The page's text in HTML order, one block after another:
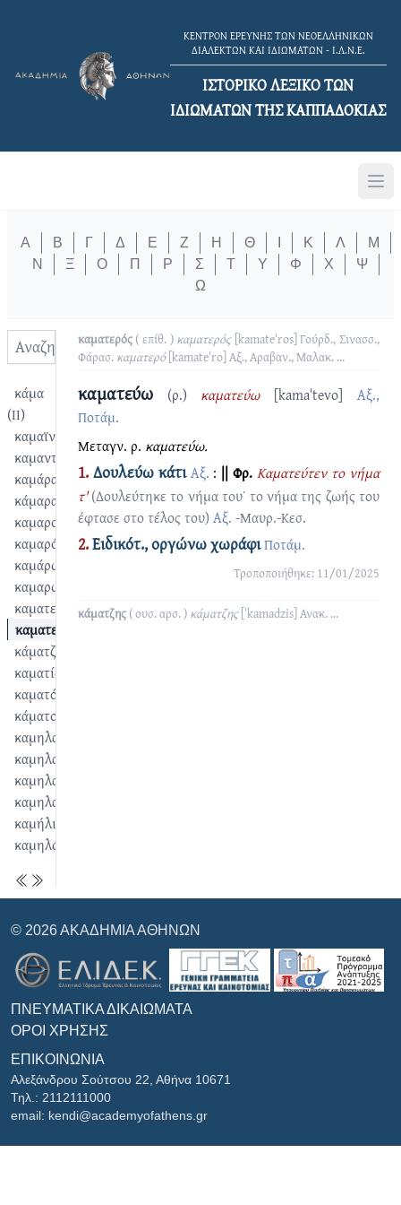
ΚΕΝΤΡΟΝ ΕΡΕΥΝΗΣ ΤΩΝ ΝΕΟΕΛΛΗΝΙΚΩΝ
ΔΙΑΛΕΚΤΩΝ ΚΑΙ ΙΔΙΩΜΑΤΩΝ - Ι.Λ.Ν.Ε.
ΙΣΤΟΡΙΚΟ ΛΕΞΙΚΟ TΩΝ
ΙΔΙΩΜΑΤΩΝ ΤΗΣ ΚΑΠΠΑΔΟΚΙΑΣ
Α Β Γ Δ Ε Ζ Η Θ Κ Λ
Μ
Ν
Ξ Ο Π Ρ Σ Τ Υ Φ Χ
Ψ
Ω
κάμα
(II)
καμαϊνταρό
καμαντώ
καμάρα
κάμαρα
καμαρολίθαρο
καμαρόχτερο
καμάρωμα
καμαρώνω
καματερός
καματεύω
κάματζης
καματίζω
καματός
κάματος
καμηλάγκαθο
καμηλάρης
καμηλάτης
καμηλαύκι
καμήλι
καμηλόκκο
καματερός ( επίθ. ) καματερός [kamateˈros] Γούρδ., Σινασσ.,
Φάρασ. καματερό [kamateˈro] Αξ., Αραβαν., Μαλακ. ...
καματεύω (ρ.) καματεύω [kamaˈtevo]
Αξ.,
Ποτάμ.
Μεταγν. ρ. καματεύω.
1.Δουλεύω κάτιΑξ. : || Φρ. Καματεύτεν το νήμα
τ' (Δουλεύτηκε το νήμα του˙ το νήμα της ζωής του
έφτασε στο τέλος του) Αξ. -Μαυρ.-Κεσ.
2.Ειδικότ., οργώνω χωράφιΠοτάμ.
Τροποποιήθηκε: 11/01/2025
κάματζης ( ουσ. αρσ. ) κάματζης [ˈkamadzis] Ανακ. ...
© 2026 ΑΚΑΔΗΜΊΑ ΑΘΗΝΏΝ
ΠΝΕΥΜΑΤΙΚΆ ΔΙΚΑΙΏΜΑΤΑ
ΌΡΟΙ ΧΡΉΣΗΣ
ΕΠΙΚΟΙΝΩΝΊΑ
Αλεξάνδρου Σούτσου 22, Αθήνα 10671
Τηλ.: 2112111000
email: kendi@academyofathens.gr